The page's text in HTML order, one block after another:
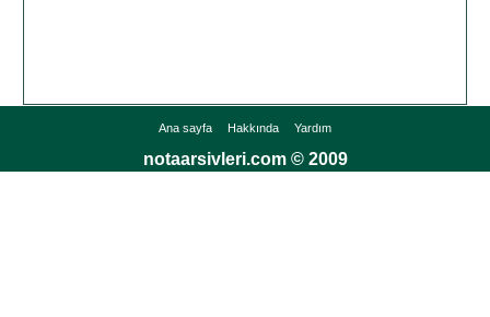
Ana sayfa Hakkında Yardım
notaarsivleri.com © 2009